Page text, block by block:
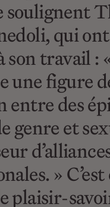
soulignent
qui
son travail :
une figure
des
genre et
»
plaisir-